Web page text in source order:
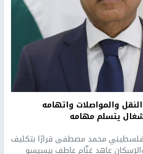
والمواصلات واتهامه
يتسلم مهامه
محمد مصطفى قرارًا بتكليف
والإسكان عاهد غنّام عاطف بيسيسو